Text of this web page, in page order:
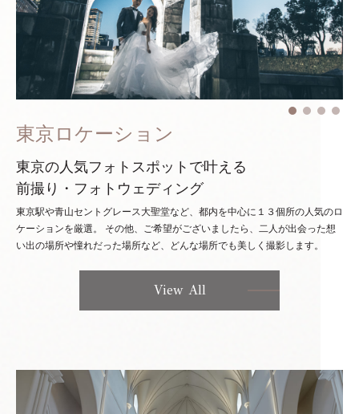
東京ロケーション
東京の人気フォトスポットで叶える
前撮り・フォトウェディング
東京駅や青山セントグレース大聖堂など、都内を中心に１３個所の人気のロ
ケーションを厳選。 その他、ご希望がございましたら、二人が出会った想
い出の場所や憧れだった場所など、どんな場所でも美しく撮影します。
View All